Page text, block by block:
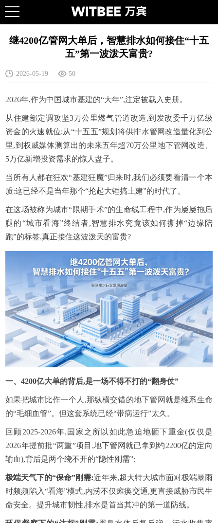
继4200亿管网大单后，智慧排水如何接住“十五
五”第一波泼天富贵?
2026-05-19 50
2026年,作为中国城市基建的“大年”,注定被载入史册。
从住建部定调攻坚3万公里燃气管道改造,到发改委千万亿级
资金的火速就位;从“十五五”规划将供排水管网改造量化到公
里,到权威媒体测算出的未来五年超70万公里地下管网改造、
5万亿新增投资需求的惊人盘子。
当所有人都在狂欢“基建狂魔”归来时,我们必须要看清一个本
质:这已经不是当年那个“抡起大锤搞土建”的时代了。
在这场被称为城市“限期手术”的生命线工程中,作为屡屡拖后
腿的“城市看海”终结者,智慧排水究竟该如何撕掉“边缘陪
跑”的标签,真正接住这波泼天的富贵?
一、4200亿大单的背后,是一场不得不打的“翻身仗”
如果把城市比作一个人,那纵横交错的地下管网就是维系生命
的“毛细血管”。但这套系统已经“带病运行”太久。
回顾2025-2026年,国家之所以如此急迫地砸下重金(仅仅是
2026年提前批“两重”项目,地下管网就已拿到约2200亿的定向
输血),背后是两个绕不开的“隐性刚需”:
极端天气下的“保命”刚需:近年来,超大特大城市面对极端暴雨
时频频陷入“看海”模式,内涝不仅瘫痪交通,更直接威胁市民生
命安全。提升城市韧性,排水是首当其冲的第一道防线。